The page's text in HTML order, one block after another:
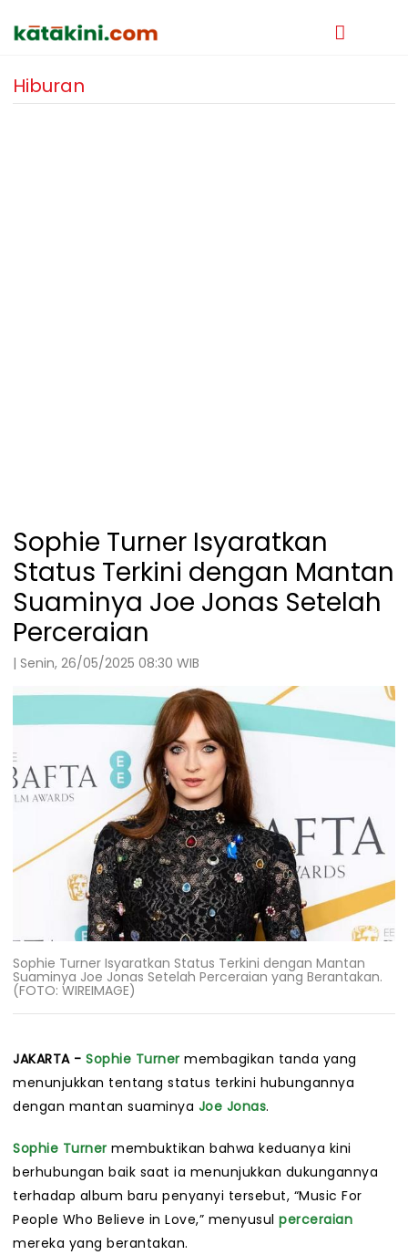
Hiburan
Sophie Turner Isyaratkan
Status Terkini dengan Mantan
Suaminya Joe Jonas Setelah
Perceraian
| Senin, 26/05/2025 08:30 WIB
Sophie Turner Isyaratkan Status Terkini dengan Mantan
Suaminya Joe Jonas Setelah Perceraian yang Berantakan.
(FOTO: WIREIMAGE)
JAKARTA - Sophie Turner membagikan tanda yang
menunjukkan tentang status terkini hubungannya
dengan mantan suaminya Joe Jonas.
Sophie Turner membuktikan bahwa keduanya kini
berhubungan baik saat ia menunjukkan dukungannya
terhadap album baru penyanyi tersebut, “Music For
People Who Believe in Love,” menyusul perceraian
mereka yang berantakan.